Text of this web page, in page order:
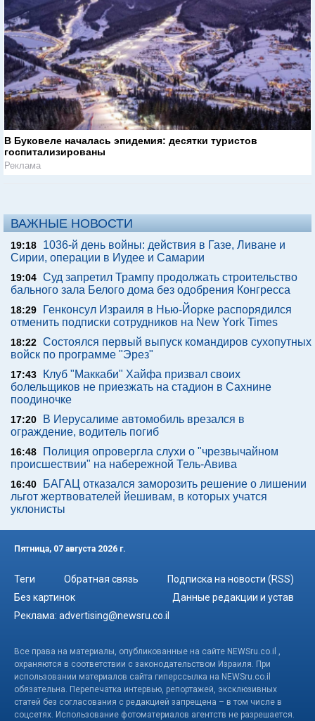
В Буковеле началась эпидемия: десятки туристов
госпитализированы
Реклама
ВАЖНЫЕ НОВОСТИ
19:18
1036-й день войны: действия в Газе, Ливане и
Сирии, операции в Иудее и Самарии
19:04 Суд запретил Трампу продолжать строительство
бального зала Белого дома без одобрения Конгресса
18:29
Генконсул Израиля в Нью-Йорке распорядился
отменить подписки сотрудников на New York Times
18:22 Состоялся первый выпуск командиров сухопутных
войск по программе "Эрез"
17:43
Клуб "Маккаби" Хайфа призвал своих
болельщиков не приезжать на стадион в Сахнине
поодиночке
17:20
В Иерусалиме автомобиль врезался в
ограждение, водитель погиб
16:48
Полиция опровергла слухи о "чрезвычайном
происшествии" на набережной Тель-Авива
16:40
БАГАЦ отказался заморозить решение о лишении
льгот жертвователей йешивам, в которых учатся
уклонисты
Пятница, 07 августа 2026 г.
Теги Обратная связь
Подписка на новости (RSS)
Без картинок
Данные редакции и устав
Реклама: advertising@newsru.co.il
Все права на материалы, опубликованные на сайте NEWSru.co.il ,
охраняются в соответствии с законодательством Израиля. При
использовании материалов сайта гиперссылка на NEWSru.co.il
обязательна. Перепечатка интервью, репортажей, эксклюзивных
статей без согласования с редакцией запрещена – в том числе в
соцсетях. Использование фотоматериалов агентств не разрешается.